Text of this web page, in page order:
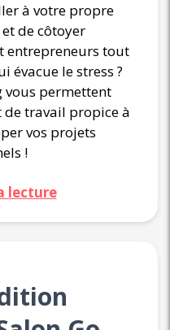
à votre propre
de côtoyer
entrepreneurs tout
évacue le stress ?
vous permettent
de travail propice à
vos projets
!
lecture